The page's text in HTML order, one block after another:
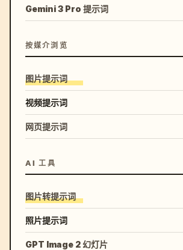
Gemini 3 Pro 提示词
按媒介浏览
图片提示词
视频提示词
网页提示词
AI 工具
图片转提示词
照片提示词
GPT Image 2 幻灯片